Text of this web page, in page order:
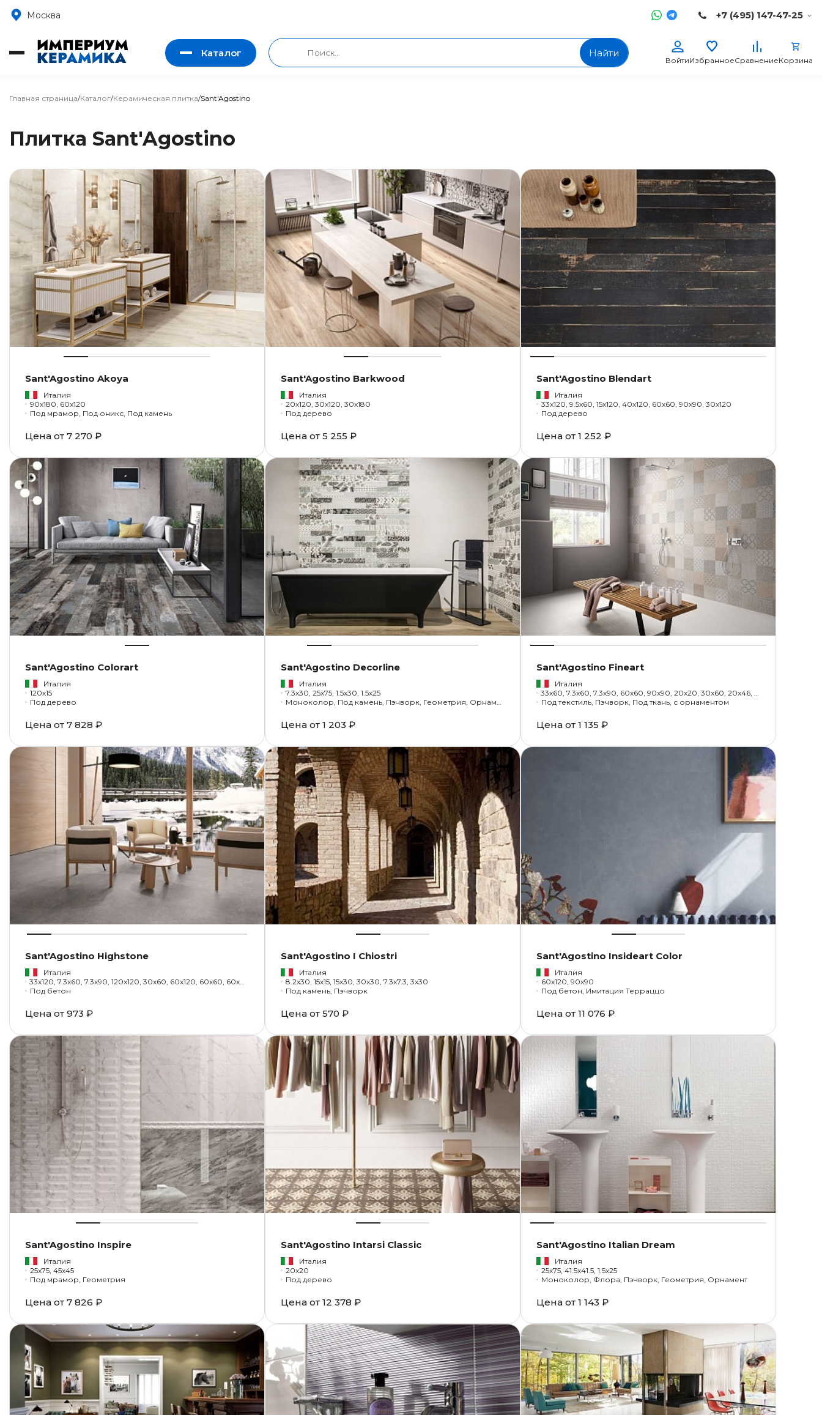
Москва +7 (495) 147-47-25
Каталог Найти
ВойтиИзбранноеСравнениеКорзина
Главная страница/Каталог/Керамическая плитка/Sant'Agostino
Плитка Sant'Agostino
Sant'Agostino Akoya
Италия
90x180, 60x120
Под мрамор, Под оникс, Под камень
Цена от 7 270 ₽
Sant'Agostino Barkwood
Италия
20x120, 30x120, 30x180
Под дерево
Цена от 5 255 ₽
Sant'Agostino Blendart
Италия
33x120, 9.5x60, 15x120, 40x120, 60x60, 90x90, 30x120
Под дерево
Цена от 1 252 ₽
Sant'Agostino Colorart
Италия
120x15
Под дерево
Цена от 7 828 ₽
Sant'Agostino Decorline
Италия
7.3x30, 25x75, 1.5x30, 1.5x25
Моноколор, Под камень, Пэчворк, Геометрия, Орнамент
Цена от 1 203 ₽
Sant'Agostino Fineart
Италия
33x60, 7.3x60, 7.3x90, 60x60, 90x90, 20x20, 30x60, 20x46, 30x30, 1.5x30
Под текстиль, Пэчворк, Под ткань, с орнаментом
Цена от 1 135 ₽
Sant'Agostino Highstone
Италия
33x120, 7.3x60, 7.3x90, 120x120, 30x60, 60x120, 60x60, 60x90, 90x90, 24x28, 30x30, 1.3x30
Под бетон
Цена от 973 ₽
Sant'Agostino I Chiostri
Италия
8.2x30, 15x15, 15x30, 30x30, 7.3x7.3, 3x30
Под камень, Пэчворк
Цена от 570 ₽
Sant'Agostino Insideart Color
Италия
60x120, 90x90
Под бетон, Имитация Терраццо
Цена от 11 076 ₽
Sant'Agostino Inspire
Италия
25x75, 45x45
Под мрамор, Геометрия
Цена от 7 826 ₽
Sant'Agostino Intarsi Classic
Италия
20x20
Под дерево
Цена от 12 378 ₽
Sant'Agostino Italian Dream
Италия
25x75, 41.5x41.5, 1.5x25
Моноколор, Флора, Пэчворк, Геометрия, Орнамент
Цена от 1 143 ₽